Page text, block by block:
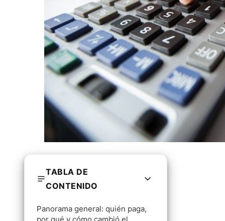
TABLA DE
CONTENIDO
Panorama general: quién paga,